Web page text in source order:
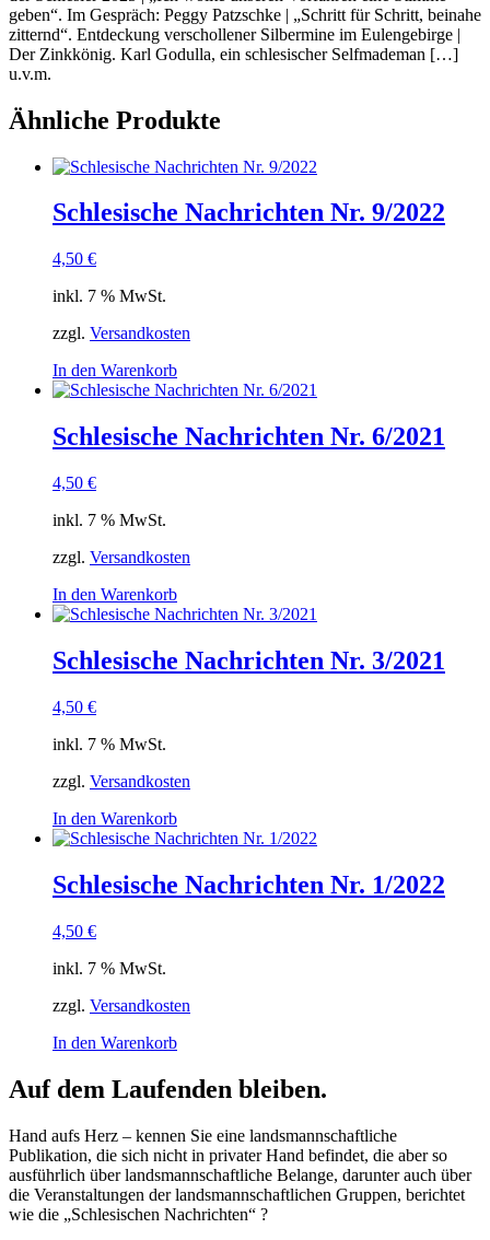
geben“. Im Gespräch: Peg­gy Patzschke | „Schritt für Schritt, bei­na­he
zit­ternd“. Ent­de­ckung ver­schol­le­ner Sil­ber­mi­ne im Eulen­ge­bir­ge |
Der Zink­kö­nig. Karl Godul­la, ein schle­si­scher Self­made­man […]
u.v.m.
Ähnliche Produkte
Schlesische Nachrichten Nr. 9/2022
4,50 €
inkl. 7 % MwSt.
zzgl. Versandkosten
In den Warenkorb
Schlesische Nachrichten Nr. 6/2021
4,50 €
inkl. 7 % MwSt.
zzgl. Versandkosten
In den Warenkorb
Schlesische Nachrichten Nr. 3/2021
4,50 €
inkl. 7 % MwSt.
zzgl. Versandkosten
In den Warenkorb
Schlesische Nachrichten Nr. 1/2022
4,50 €
inkl. 7 % MwSt.
zzgl. Versandkosten
In den Warenkorb
Auf dem Laufenden bleiben.
Hand aufs Herz – kennen Sie eine landsmannschaftliche
Publikation, die sich nicht in privater Hand befindet, die aber so
ausführlich über landsmannschaftliche Belange, darunter auch über
die Veranstaltungen der landsmannschaftlichen Gruppen, berichtet
wie die „Schlesischen Nachrichten“ ?